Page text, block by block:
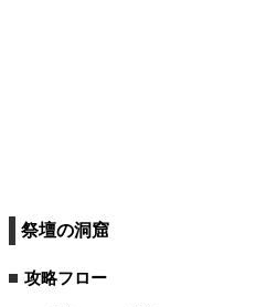
祭壇の洞窟
攻略フロー